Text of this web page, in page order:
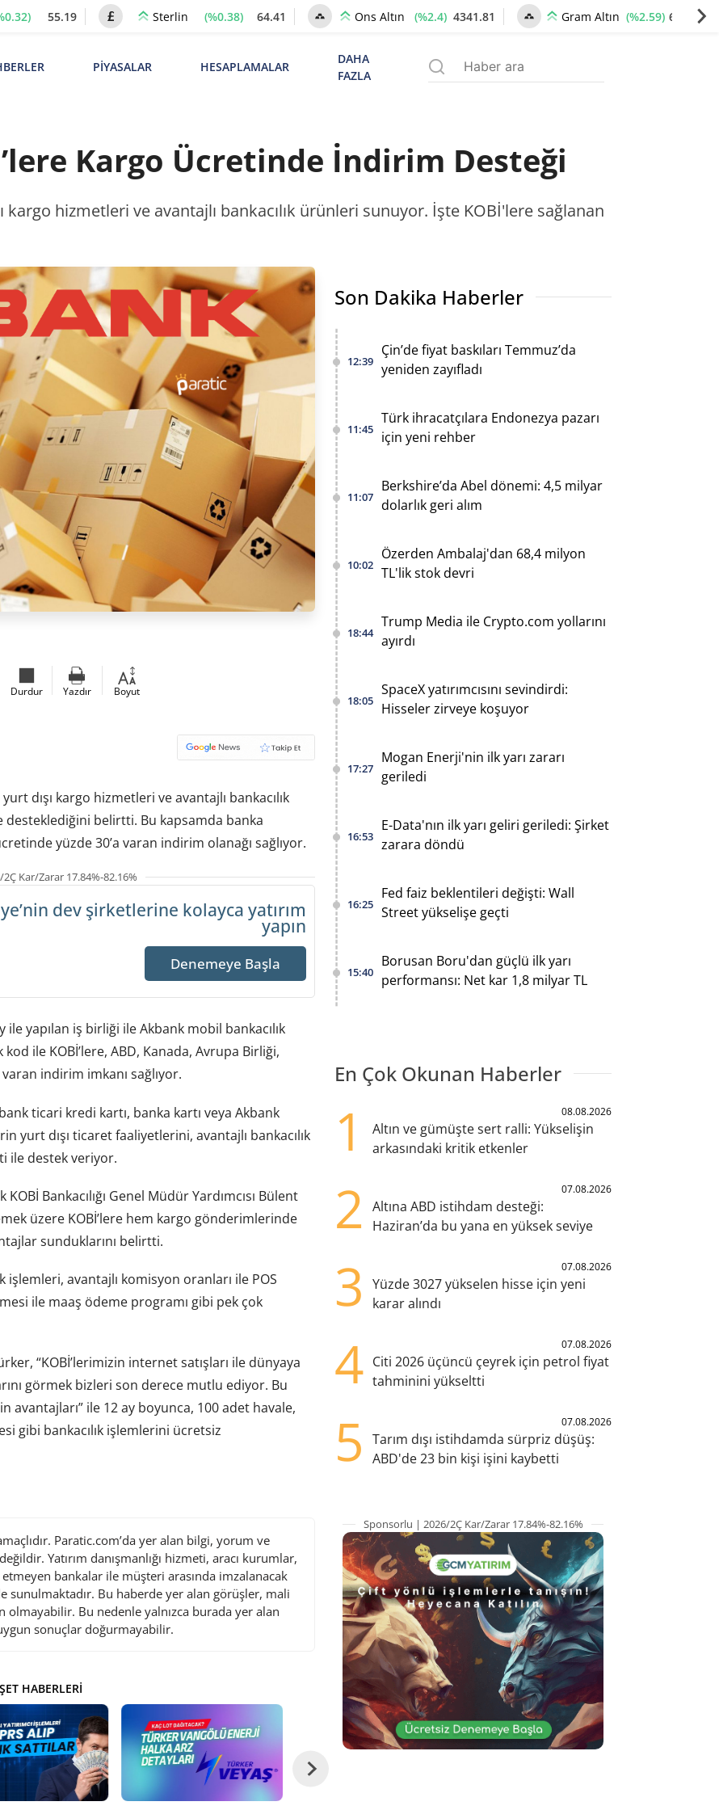
55.19 Sterlin (%0.38) 64.41 Ons Altın (%2.4) 4341.81 Gram Altın (%2.59) 6660.55
PİYASALAR HESAPLAMALAR
DAHA
FAZLA
Kargo Ücretinde İndirim Desteği
hizmetleri ve avantajlı bankacılık ürünleri sunuyor. İşte KOBİ'lere sağlanan
Durdur Yazdır Boyut
dışı kargo hizmetleri ve avantajlı bankacılık
desteklediğini belirtti. Bu kapsamda banka
yüzde 30’a varan indirim olanağı sağlıyor.
Kar/Zarar 17.84%-82.16%
dev şirketlerine kolayca yatırım
yapın
Denemeye Başla
yapılan iş birliği ile Akbank mobil bankacılık
ile KOBİ’lere, ABD, Kanada, Avrupa Birliği,
indirim imkanı sağlıyor.
ticari kredi kartı, banka kartı veya Akbank
yurt dışı ticaret faaliyetlerini, avantajlı bankacılık
ile destek veriyor.
Bankacılığı Genel Müdür Yardımcısı Bülent
üzere KOBİ’lere hem kargo gönderimlerinde
sunduklarını belirtti.
işlemleri, avantajlı komisyon oranları ile POS
ile maaş ödeme programı gibi pek çok
“KOBİ’lerimizin internet satışları ile dünyaya
görmek bizleri son derece mutlu ediyor. Bu
avantajları” ile 12 ay boyunca, 100 adet havale,
gibi bankacılık işlemlerini ücretsiz
Paratic.com’da yer alan bilgi, yorum ve
Yatırım danışmanlığı hizmeti, aracı kurumlar,
bankalar ile müşteri arasında imzalanacak
sunulmaktadır. Bu haberde yer alan görüşler, mali
Bu nedenle yalnızca burada yer alan
sonuçlar doğurmayabilir.
HABERLERI
Son Dakika Haberler
12:39
Çin’de fiyat baskıları Temmuz’da
yeniden zayıfladı
11:45
Türk ihracatçılara Endonezya pazarı
için yeni rehber
11:07
Berkshire’da Abel dönemi: 4,5 milyar
dolarlık geri alım
10:02
Özerden Ambalaj'dan 68,4 milyon
TL'lik stok devri
18:44
Trump Media ile Crypto.com yollarını
ayırdı
18:05
SpaceX yatırımcısını sevindirdi:
Hisseler zirveye koşuyor
17:27
Mogan Enerji'nin ilk yarı zararı
geriledi
16:53
E-Data'nın ilk yarı geliri geriledi: Şirket
zarara döndü
16:25
Fed faiz beklentileri değişti: Wall
Street yükselişe geçti
15:40
Borusan Boru'dan güçlü ilk yarı
performansı: Net kar 1,8 milyar TL
En Çok Okunan Haberler
1 08.08.2026
Altın ve gümüşte sert ralli: Yükselişin
arkasındaki kritik etkenler
2 07.08.2026
Altına ABD istihdam desteği:
Haziran’da bu yana en yüksek seviye
3 07.08.2026
Yüzde 3027 yükselen hisse için yeni
karar alındı
4 07.08.2026
Citi 2026 üçüncü çeyrek için petrol fiyat
tahminini yükseltti
5 07.08.2026
Tarım dışı istihdamda sürpriz düşüş:
ABD'de 23 bin kişi işini kaybetti
Sponsorlu | 2026/2Ç Kar/Zarar 17.84%-82.16%